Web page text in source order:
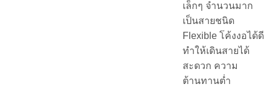
เล็กๆ จำนวนมาก
เป็นสายชนิด
Flexible โค้งงอได้ดี
ทำให้เดินสายได้
สะดวก ความ
ต้านทานต่ำ